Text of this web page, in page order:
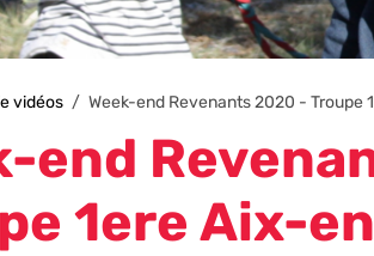
vidéos Week-end Revenants 2020 - Troupe
end
1ere Aix-